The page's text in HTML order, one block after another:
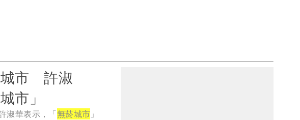
城市 許淑
市」
略與具體改善計畫到底在哪裡？」 許淑華表示，「無菸城市 」